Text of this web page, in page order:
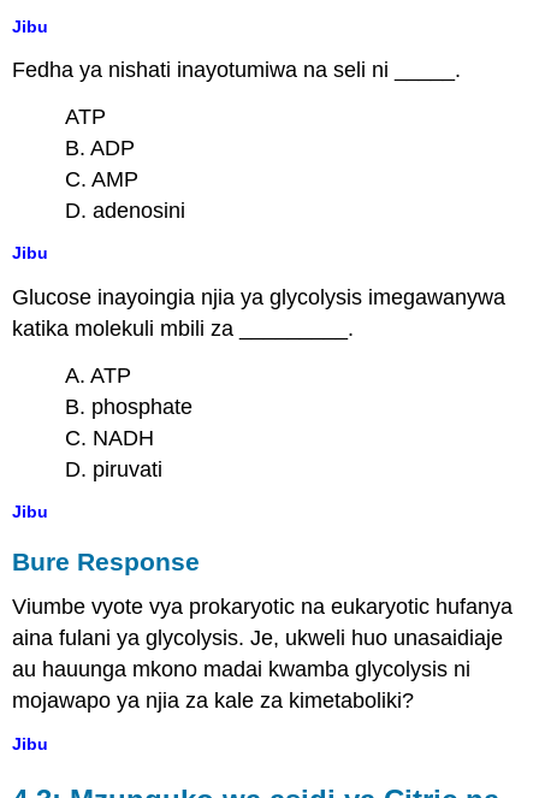
Jibu
Fedha ya nishati inayotumiwa na seli ni _____.
ATP
B. ADP
C. AMP
D. adenosini
Jibu
Glucose inayoingia njia ya glycolysis imegawanywa
katika molekuli mbili za _________.
A. ATP
B. phosphate
C. NADH
D. piruvati
Jibu
Bure Response
Viumbe vyote vya prokaryotic na eukaryotic hufanya
aina fulani ya glycolysis. Je, ukweli huo unasaidiaje
au hauunga mkono madai kwamba glycolysis ni
mojawapo ya njia za kale za kimetaboliki?
Jibu